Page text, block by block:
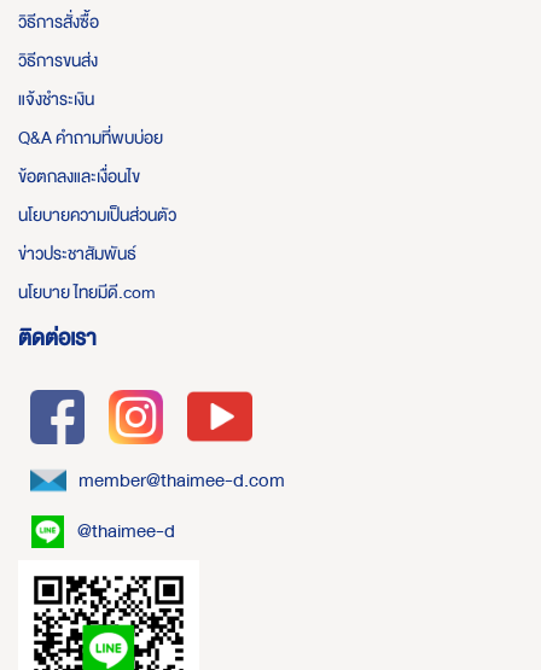
วิธีการสั่งซื้อ
วิธีการขนส่ง
แจ้งชำระเงิน
Q&A คำถามที่พบบ่อย
ข้อตกลงและเงื่อนไข
นโยบายความเป็นส่วนตัว
ข่าวประชาสัมพันธ์
นโยบาย ไทยมีดี.com
ติดต่อเรา
member@thaimee-d.com
@thaimee-d